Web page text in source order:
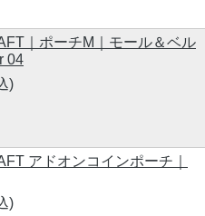
｜ポーチM｜モール＆ベル
04
)
アドオンコインポーチ｜
)